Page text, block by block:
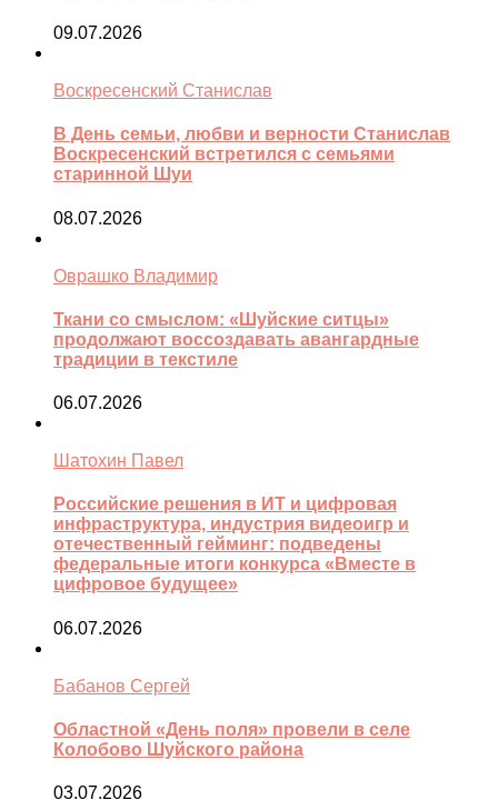
09.07.2026
Воскресенский Станислав
В День семьи, любви и верности Станислав
Воскресенский встретился с семьями
старинной Шуи
08.07.2026
Оврашко Владимир
Ткани со смыслом: «Шуйские ситцы»
продолжают воссоздавать авангардные
традиции в текстиле
06.07.2026
Шатохин Павел
Российские решения в ИТ и цифровая
инфраструктура, индустрия видеоигр и
отечественный гейминг: подведены
федеральные итоги конкурса «Вместе в
цифровое будущее»
06.07.2026
Бабанов Сергей
Областной «День поля» провели в селе
Колобово Шуйского района
03.07.2026